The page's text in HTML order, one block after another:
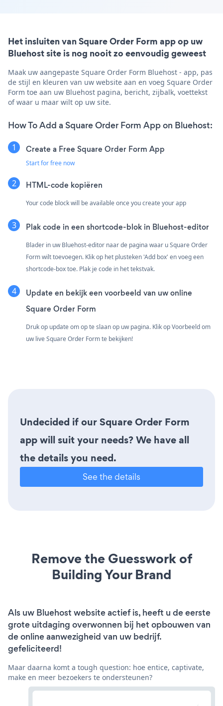
Het insluiten van Square Order Form app op uw
Bluehost site is nog nooit zo eenvoudig geweest
Maak uw aangepaste Square Order Form Bluehost - app, pas
de stijl en kleuren van uw website aan en voeg Square Order
Form toe aan uw Bluehost pagina, bericht, zijbalk, voettekst
of waar u maar wilt op uw site.
How To Add a Square Order Form App on Bluehost:
Create a Free Square Order Form App
Start for free now
HTML-code kopiëren
Your code block will be available once you create your app
Plak code in een shortcode-blok in Bluehost-editor
Blader in uw Bluehost-editor naar de pagina waar u Square Order
Form wilt toevoegen. Klik op het plusteken 'Add box' en voeg een
shortcode-box toe. Plak je code in het tekstvak.
Update en bekijk een voorbeeld van uw online
Square Order Form
Druk op update om op te slaan op uw pagina. Klik op Voorbeeld om
uw live Square Order Form te bekijken!
Undecided if our Square Order Form
app will suit your needs? We have all
the details you need.
See the details
Remove the Guesswork of
Building Your Brand
Als uw Bluehost website actief is, heeft u de eerste
grote uitdaging overwonnen bij het opbouwen van
de online aanwezigheid van uw bedrijf.
gefeliciteerd!
Maar daarna komt a tough question: hoe entice, captivate,
make en meer bezoekers te ondersteunen?